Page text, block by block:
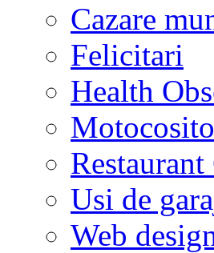
Cazare
Felicitari
Health
Usi de
Web